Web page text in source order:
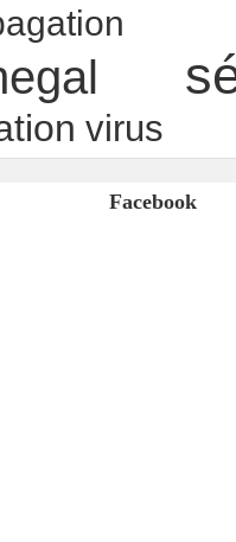
virus
Facebook